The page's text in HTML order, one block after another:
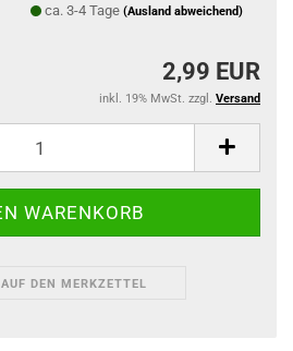
ca. 3-4 Tage (Ausland abweichend)
2,99 EUR
inkl. 19% MwSt. zzgl. Versand
AUF DEN MERKZETTEL